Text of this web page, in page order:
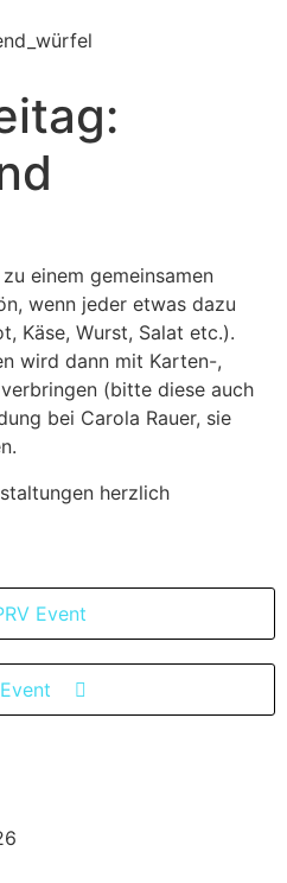
einem gemeinsamen
wenn jeder etwas dazu
Käse, Wurst, Salat etc.).
wird dann mit Karten-,
(bitte diese auch
bei Carola Rauer, sie
herzlich
Event